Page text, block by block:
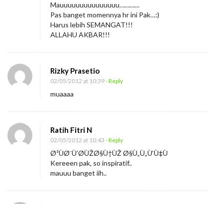
Mauuuuuuuuuuuuuuu…………
Pas banget momennya hr ini Pak…:)
Harus lebih SEMANGAT!!!
ALLAHU AKBAR!!!
Rizky Prasetio
02/05/2012 at 10:39- Reply
muaaaa
Ratih Fitri N
02/05/2012 at 10:43 - Reply
Ø³ÙØ¨Ù’Ø­ÙŽØ§Ù†ÙŽ Ø§Ù„Ù„Ù‘Ù‡Ù
Kereeen pak, so inspiratif..
mauuu banget iih..